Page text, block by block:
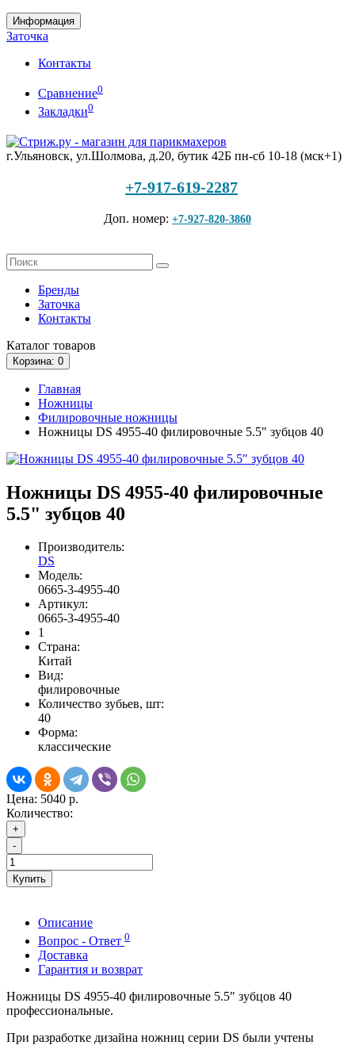
Информация
Заточка
Контакты
Сравнение0
Закладки0
г.Ульяновск, ул.Шолмова, д.20, бутик 42Б пн-сб 10-18 (мск+1)
+7-917-619-2287
Доп. номер: +7-927-820-3860
Бренды
Заточка
Контакты
Каталог товаров
Корзина: 0
Главная
Ножницы
Филировочные ножницы
Ножницы DS 4955-40 филировочные 5.5" зубцов 40
Ножницы DS 4955-40 филировочные
5.5" зубцов 40
Производитель:
DS
Модель:
0665-3-4955-40
Артикул:
0665-3-4955-40
1
Страна:
Китай
Вид:
филировочные
Количество зубьев, шт:
40
Форма:
классические
Цена: 5040 р.
Количество:
+
-
Купить
Описание
Вопрос - Ответ 0
Доставка
Гарантия и возврат
Ножницы DS 4955-40 филировочные 5.5" зубцов 40
профессиональные.
При разработке дизайна ножниц серии DS были учтены